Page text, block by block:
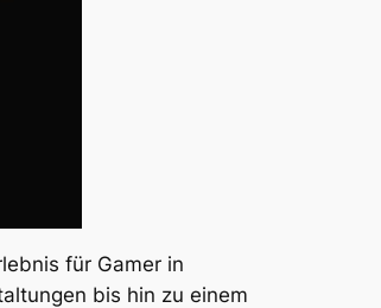
für Gamer in
bis hin zu einem